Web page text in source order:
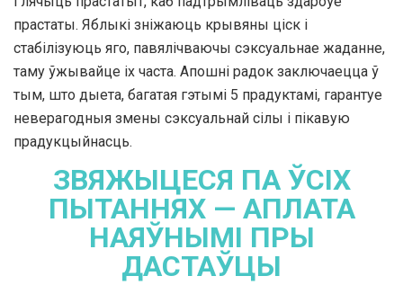
прастаты. Яблыкі зніжаюць крывяны ціск і
стабілізуюць яго, павялічваючы сэксуальнае жаданне,
таму ўжывайце іх часта. Апошні радок заключаецца ў
тым, што дыета, багатая гэтымі 5 прадуктамі, гарантуе
неверагодныя змены сэксуальнай сілы і пікавую
прадукцыйнасць.
ЗВЯЖЫЦЕСЯ ПА ЎСІХ
ПЫТАННЯХ — АПЛАТА
НАЯЎНЫМІ ПРЫ
ДАСТАЎЦЫ